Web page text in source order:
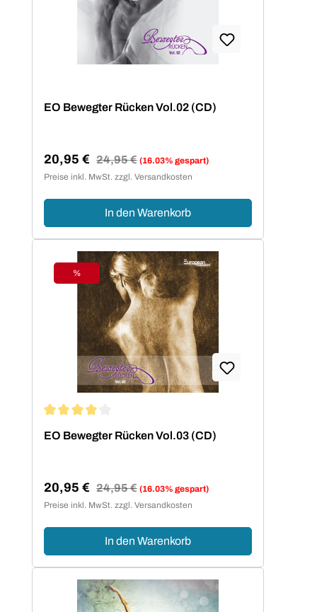
EO Bewegter Rücken Vol.02 (CD)
Verkaufspreis:
20,95 € Regulärer Preis:
24,95 € (16.03% gespart)
Preise inkl. MwSt. zzgl. Versandkosten
In den Warenkorb
Rabatt
%
EO Bewegter Rücken Vol.03 (CD)
Verkaufspreis:
20,95 € Regulärer Preis:
24,95 € (16.03% gespart)
Preise inkl. MwSt. zzgl. Versandkosten
In den Warenkorb